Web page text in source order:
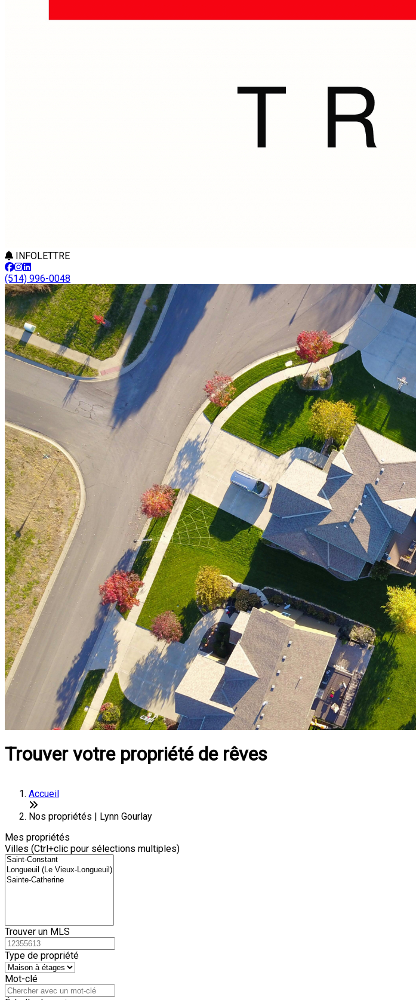
INFOLETTRE
(514) 996-0048
Trouver votre propriété de rêves
Accueil
Nos propriétés | Lynn Gourlay
Mes propriétés
Villes (Ctrl+clic pour sélections multiples)
Trouver un MLS
Type de propriété
Mot-clé